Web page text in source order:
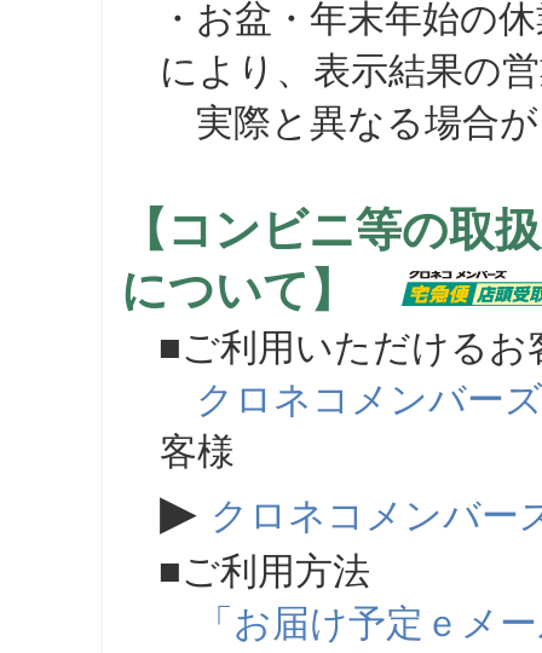
・お盆・年末年始の
により、表示結果の
実際と異なる場合が
【コンビニ等の取
について】
■ご利用いただけるお
クロネコメンバーズ
客様
▶ クロネコメンバー
■ご利用方法
「お届け予定ｅメ